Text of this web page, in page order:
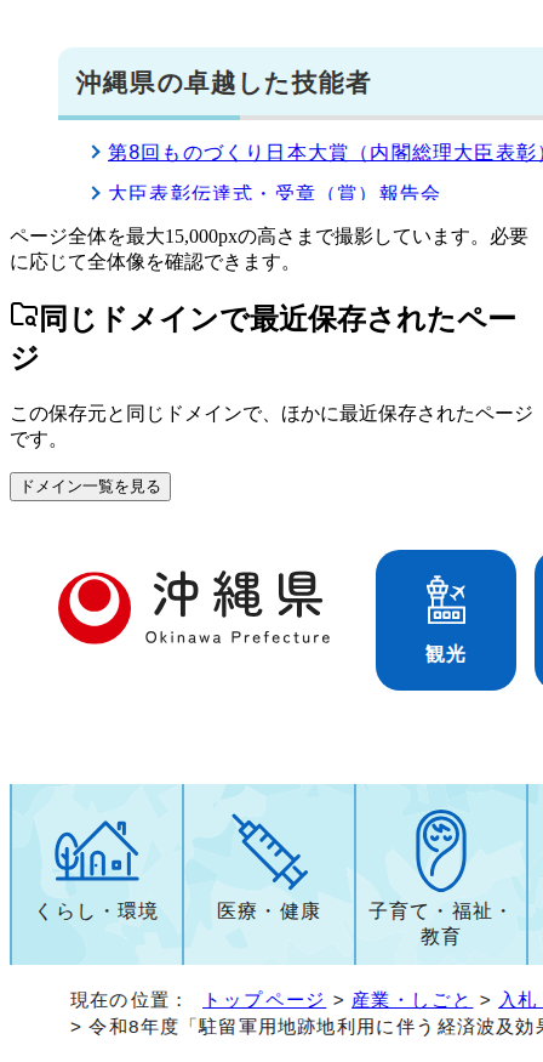
ページ全体を最大15,000pxの高さまで撮影しています。必要
に応じて全体像を確認できます。
同じドメインで最近保存されたペー
ジ
この保存元と同じドメインで、ほかに最近保存されたページ
です。
ドメイン一覧を見る